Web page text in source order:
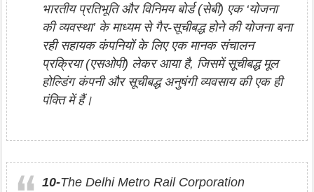
भारतीय प्रतिभूति और विनिमय बोर्ड (सेबी) एक ‘योजना
की व्यवस्था’ के माध्यम से गैर-सूचीबद्ध होने की योजना बना
रही सहायक कंपनियों के लिए एक मानक संचालन
प्रक्रिया (एसओपी) लेकर आया है, जिसमें सूचीबद्ध मूल
होल्डिंग कंपनी और सूचीबद्ध अनुषंगी व्यवसाय की एक ही
पंक्ति में हैं।
10-The Delhi Metro Rail Corporation